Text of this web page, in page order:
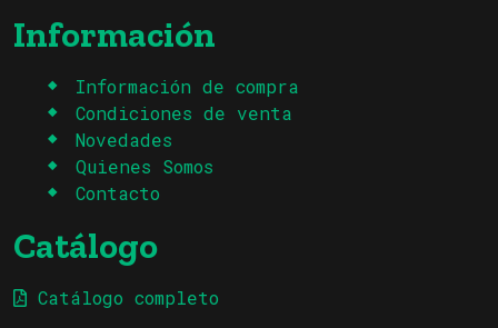
Información
Información de compra
Condiciones de venta
Novedades
Quienes Somos
Contacto
Catálogo
Catálogo completo